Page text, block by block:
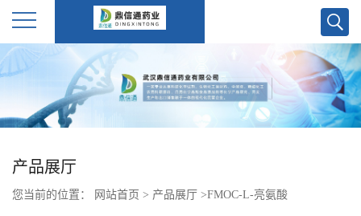
公
产品展厅
您当前的位置： 网站首页 > 产品展厅 >FMOC-L-亮氨酸